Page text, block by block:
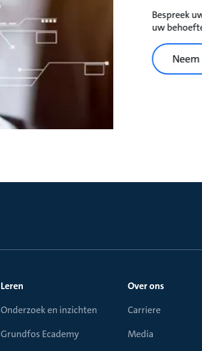
Bespreek
uw
Leren
Onderzoek en inzichten
Grundfos Ecademy
Over ons
Carriere
Media